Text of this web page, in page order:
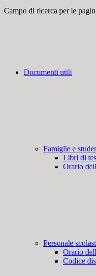
Campo di ricerca per le
Documenti utili
Famiglie e
Libri di
Orario
Personale
Orario
Codice